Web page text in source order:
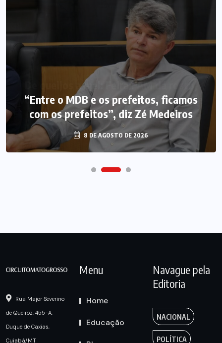
“Entre o MDB e os prefeitos, ficamos
com os prefeitos”, diz Zé Medeiros
8 DE AGOSTO DE 2026
Rua Major Severino
de Queiroz, 455-A,
Duque de Caxias,
Cuiabá/MT
Menu
Home
Educação
Navague pela
Editoria
NACIONAL
POLÍTICA